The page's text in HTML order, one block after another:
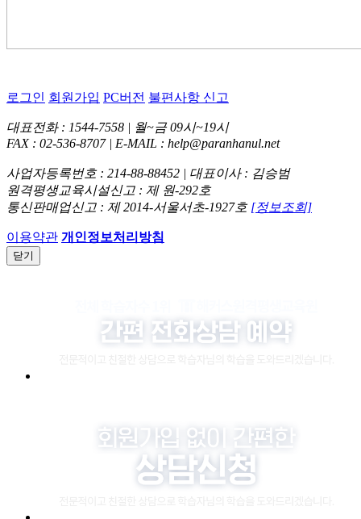
로그인 회원가입 PC버전 불편사항 신고
대표전화 : 1544-7558 | 월~금 09시~19시
FAX : 02-536-8707 | E-MAIL : help@paranhanul.net
사업자등록번호 : 214-88-88452 | 대표이사 : 김승범
원격평생교육시설신고 : 제 원-292호
통신판매업신고 : 제 2014-서울서초-1927호 [정보조회]
이용약관 개인정보처리방침
닫기